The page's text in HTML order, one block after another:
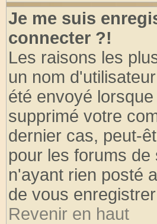
Je me suis
connecter ?!
Les raisons les
un nom
été envoyé
supprimé votre
dernier cas, peut-
pour les forums
n'ayant rien posté
de vous
Revenir en haut